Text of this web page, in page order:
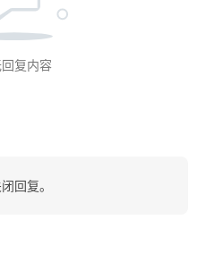
复内容
回复。